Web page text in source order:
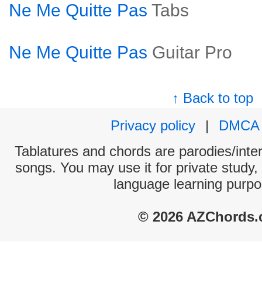
Ne Me Quitte Pas Tabs
Ne Me Quitte Pas Guitar Pro
↑ Back to top
Privacy policy
|
DMCA
Tablatures and chords are parodies/
songs. You may use it for private
language learning
© 2026